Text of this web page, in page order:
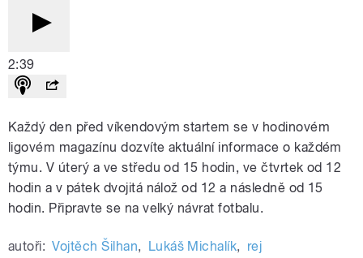
2:39
Každý den před víkendovým startem se v hodinovém
ligovém magazínu dozvíte aktuální informace o každém
týmu. V úterý a ve středu od 15 hodin, ve čtvrtek od 12
hodin a v pátek dvojitá nálož od 12 a následně od 15
hodin. Připravte se na velký návrat fotbalu.
autoři: Vojtěch Šilhan, Lukáš Michalík, rej